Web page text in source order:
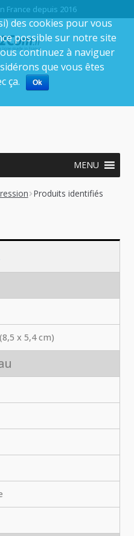
France depuis 2016
MENU
Produits identifiés
x 5,4 cm)
des cookies pour vous
possible sur notre site
continuez à naviguer
que vous êtes
ça.
Ok